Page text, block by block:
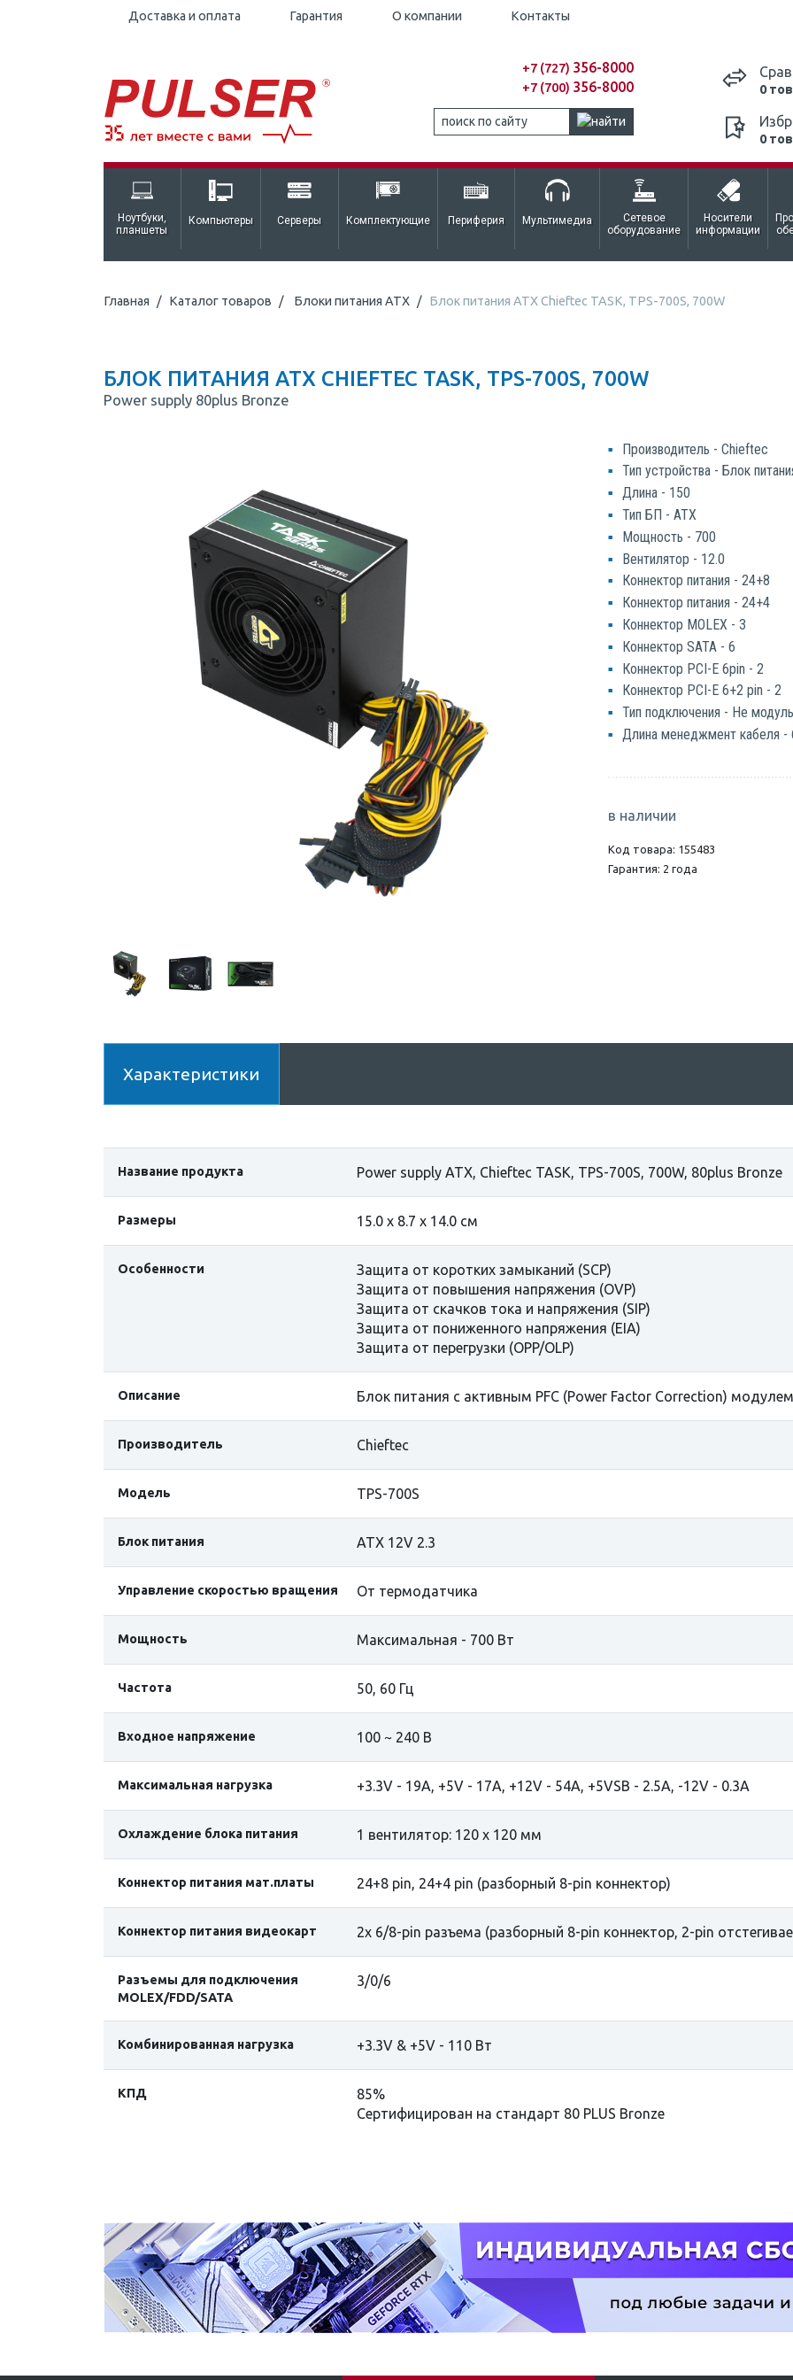
Доставка и оплата Гарантия О компании Контакты
+7 (727) 356-8000
+7 (700) 356-8000 0
0
Ноутбуки,
планшеты
Компьютеры Серверы Комплектующие Периферия Мультимедиа
Сетевое
оборудование
Носители
информации
Главная Каталог товаров Блоки питания ATX Блок питания ATX Chieftec TASK, TPS-700S, 700W
БЛОК ПИТАНИЯ ATX CHIEFTEC TASK, TPS-700S, 700W
Power supply 80plus Bronze
Производитель - Chieftec
Тип устройства - Блок
Длина - 150
Тип БП - ATX
Мощность - 700
Вентилятор - 12.0
Коннектор питания - 24+8
Коннектор питания - 24+4
Коннектор MOLEX - 3
Коннектор SATA - 6
Коннектор PCI-E 6pin - 2
Коннектор PCI-E 6+2 pin - 2
Тип подключения - Не
Длина менеджмент кабеля -
в наличии
Код товара: 155483
Гарантия: 2 года
Характеристики
Название продукта Power supply ATX, Chieftec TASK, TPS-700S, 700W, 80plus Bronze
Размеры 15.0 x 8.7 x 14.0 cм
Особенности
Защита от коротких замыканий (SCP)
Защита от повышения напряжения (OVP)
Защита от скачков тока и напряжения (SIP)
Защита от пониженного напряжения (EIA)
Защита от перегрузки (OPP/OLP)
Описание Блок питания с активным PFC (Power Factor Correction) модулем
Производитель Chieftec
Модель TPS-700S
Блок питания ATX 12V 2.3
Управление скоростью вращения От термодатчика
Мощность Максимальная - 700 Вт
Частота 50, 60 Гц
Входное напряжение 100 ~ 240 В
Максимальная нагрузка +3.3V - 19A, +5V - 17A, +12V - 54A, +5VSB - 2.5A, -12V - 0.3A
Охлаждение блока питания 1 вентилятор: 120 x 120 мм
Коннектор питания мат.платы 24+8 pin, 24+4 pin (разборный 8-pin коннектор)
Коннектор питания видеокарт 2x 6/8-pin разъема (разборный 8-pin коннектор, 2-pin
Разъемы для подключения
MOLEX/FDD/SATA
3/0/6
Комбинированная нагрузка +3.3V & +5V - 110 Вт
КПД
85%
Сертифицирован на стандарт 80 PLUS Bronze